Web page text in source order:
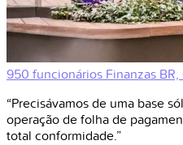
950 funcionários Finanzas
“Precisávamos de uma base
operação de folha de
total conformidade.”